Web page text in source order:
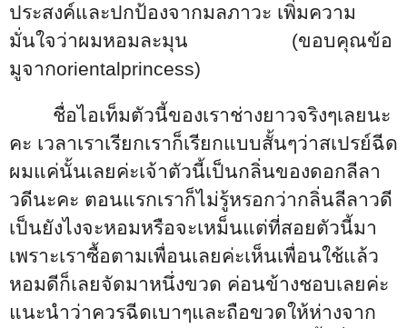
ประสงค์และปกป้องจากมลภาวะ เพิ่มความ
มั่นใจว่าผมหอมละมุน (ขอบคุณข้อ
มูจากorientalprincess)
ชื่อไอเท็มตัวนี้ของเราช่างยาวจริงๆเลยนะ
คะ เวลาเราเรียกเราก็เรียกแบบสั้นๆว่าสเปรย์ฉีด
ผมแค่นั้นเลยค่ะเจ้าตัวนี้เป็นกลิ่นของดอกลีลา
วดีนะคะ ตอนแรกเราก็ไม่รู้หรอกว่ากลิ่นลีลาวดี
เป็นยังไงจะหอมหรือจะเหม็นแต่ที่สอยตัวนี้มา
เพราะเราซื้อตามเพื่อนเลยค่ะเห็นเพื่อนใช้แล้ว
หอมดีก็เลยจัดมาหนึ่งขวด ค่อนข้างชอบเลยค่ะ
แนะนำว่าควรฉีดเบาๆและถือขวดให้ห่างจาก